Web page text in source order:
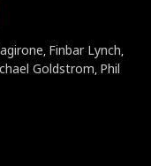
, Finbar Lynch,
Goldstrom, Phil